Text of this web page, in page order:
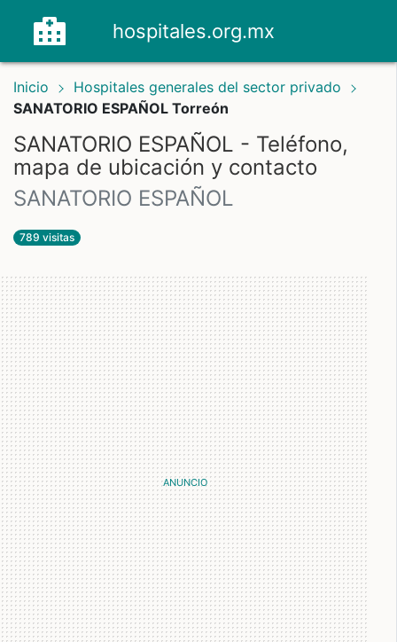
hospitales.org.mx
Inicio
Hospitales generales del sector privado
SANATORIO ESPAÑOL Torreón
SANATORIO ESPAÑOL - Teléfono,
mapa de ubicación y contacto
SANATORIO ESPAÑOL
789 visitas